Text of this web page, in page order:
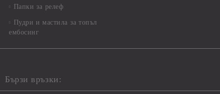
Папки за релеф
Пудри и мастила за топъл
ембосинг
Бързи връзки: